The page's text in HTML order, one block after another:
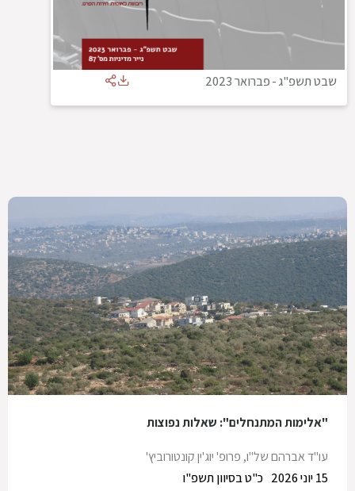
שבט תשפ"ג-פברואר 2023
"אלימות המתנחלים": שאלות נפוצות
עו"ד אברהם של"ו, פרופ' יוג'ין קונטורוביץ'
כ"ט בסיוון תשפ"ו
15 יוני 2026